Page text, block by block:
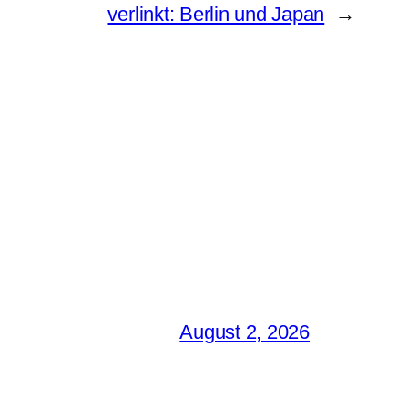
verlinkt: Berlin und Japan →
August 2, 2026